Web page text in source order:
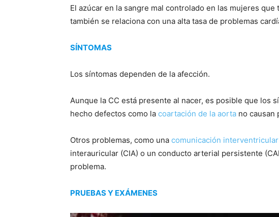
El azúcar en la sangre mal controlado en las mujeres
también se relaciona con una alta tasa de problemas
SÍNTOMAS
Los síntomas dependen de la afección.
Aunque la CC está presente al nacer, es posible que los
hecho defectos como la coartación de la aorta no causan
Otros problemas, como una comunicación interventricular
interauricular (CIA) o un conducto arterial persistente
problema.
PRUEBAS Y EXÁMENES